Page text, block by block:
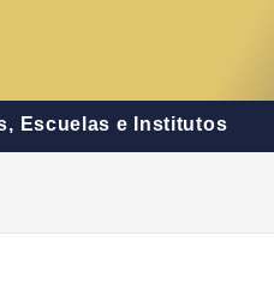
Escuelas e Institutos